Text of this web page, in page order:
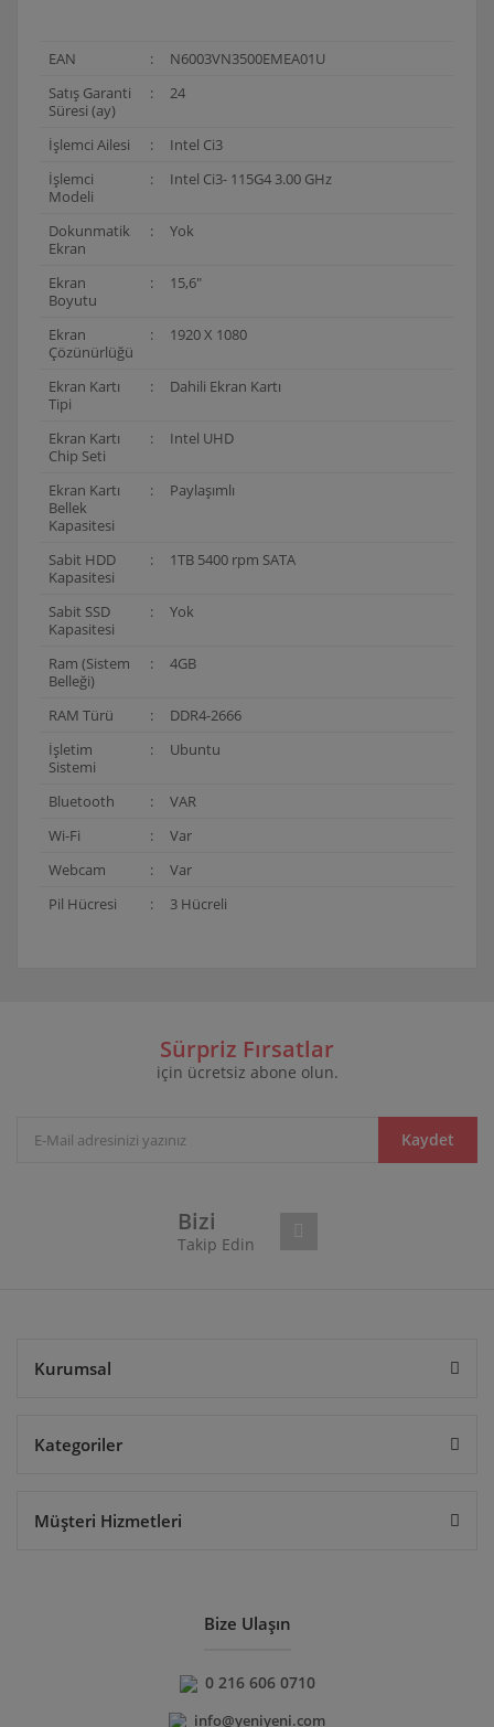
EAN :
N6003VN3500EMEA01U
Satış Garanti
Süresi (ay)
: 24
İşlemci Ailesi :
Intel Ci3
İşlemci
Modeli
: Intel Ci3- 115G4 3.00 GHz
Dokunmatik
Ekran
: Yok
Ekran
Boyutu
: 15,6"
Ekran
Çözünürlüğü
: 1920 X 1080
Ekran Kartı
Tipi
: Dahili Ekran Kartı
Ekran Kartı
Chip Seti
: Intel UHD
Ekran Kartı
Bellek
Kapasitesi
: Paylaşımlı
Sabit HDD
Kapasitesi
: 1TB 5400 rpm SATA
Sabit SSD
Kapasitesi
: Yok
Ram (Sistem
Belleği)
: 4GB
RAM Türü :
DDR4-2666
İşletim
Sistemi
: Ubuntu
Bluetooth :
VAR
Wi-Fi
:
Var
Webcam
:
Var
Pil Hücresi
: 3 Hücreli
Yorum Yaz
Ürün resmi kalitesiz, bozuk veya görüntülenemiyor.
Ürün bilgilerinde hatalar bulunuyor.
Sürpriz Fırsatlar
için ücretsiz abone olun.
Kaydet
Bizi
Takip Edin
Kurumsal
Kategoriler
Müşteri Hizmetleri
Bize Ulaşın
0 216 606 0710
info@yeniyeni.com